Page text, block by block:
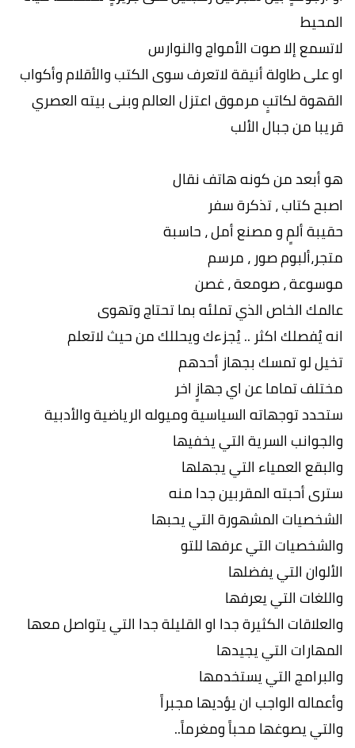
المحيط
لاتسمع إلا صوت الأمواج والنوارس
او على طاولة أنيقة لاتعرف سوى الكتب والأقلام وأكواب
القهوة لكاتبٍ مرموق اعتزل العالم وبنى بيته العصري
قريبا من جبال الألب
هو أبعد من كونه هاتف نقال
اصبح كتاب ، تذكرة سفر
حقيبة ألمٍ و مصنع أمل ، حاسبة
متجر،ألبوم صور ، مرسم
موسوعة ، صومعة ، غصن
عالمك الخاص الذي تملئه بما تحتاج وتهوى
انه يُفصلك اكثر .. يُجزءك ويحللك من حيث لاتعلم
تخيل لو تمسك بجهاز أحدهم
مختلف تماما عن اي جهازٍ اخر
ستحدد توجهاته السياسية وميوله الرياضية والأدبية
والجوانب السرية التي يخفيها
والبقع العمياء التي يجهلها
سترى أحبته المقربين جدا منه
الشخصيات المشهورة التي يحبها
والشخصيات التي عرفها للتو
الألوان التي يفضلها
واللغات التي يعرفها
والعلاقات الكثيرة جدا او القليلة جدا التي يتواصل معها
المهارات التي يجيدها
والبرامج التي يستخدمها
وأعماله الواجب ان يؤديها مجبراً
والتي يصوغها محباً ومغرماً..